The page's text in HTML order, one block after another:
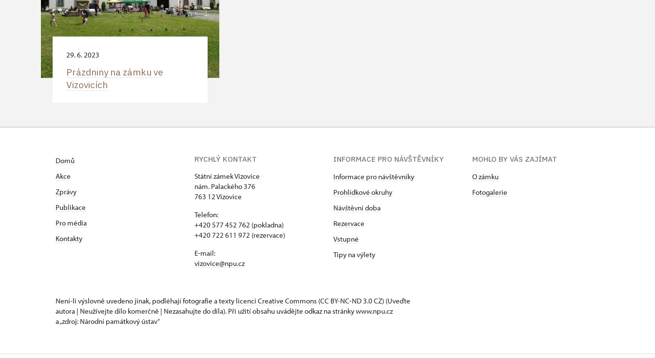
29. 6. 2023
Prázdniny na zámku ve
Vizovicích
Domů
Akce
Zprávy
Publikace
Pro média
Kontakty
RYCHLÝ KONTAKT
Státní zámek Vizovice
nám. Palackého 376
763 12 Vizovice
Telefon:
+420 577 452 762 (pokladna)
+420 722 611 972 (rezervace)
E-mail:
vizovice@npu.cz
INFORMACE PRO NÁVŠTĚVNÍKY
Informace pro návštěvníky
Prohlídkové okruhy
Návštěvní doba
Rezervace
Vstupné
Tipy na výlety
MOHLO BY VÁS ZAJÍMAT
O zámku
Fotogalerie
Není-li výslovně uvedeno jinak, podléhají fotografie a texty licenci Creative Commons (CC BY-NC-ND 3.0 CZ) (Uveďte
autora | Neužívejte dílo komerčně | Nezasahujte do díla). Při užití obsahu uvádějte odkaz na stránky www.npu.cz
a „zdroj: Národní památkový ústav“